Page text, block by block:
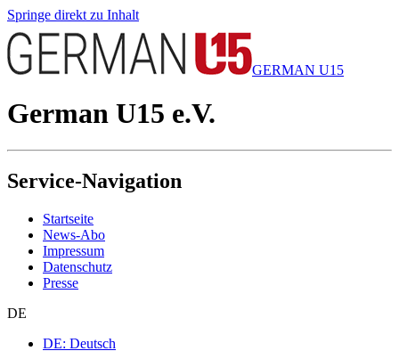
Springe direkt zu Inhalt
GERMAN U15
German U15 e.V.
Service-Navigation
Startseite
News-Abo
Impressum
Datenschutz
Presse
DE
DE: Deutsch